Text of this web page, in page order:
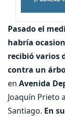
Pasado el
habría
recibió varios
contra un
en Avenida
Joaquín Prieto
Santiago. En